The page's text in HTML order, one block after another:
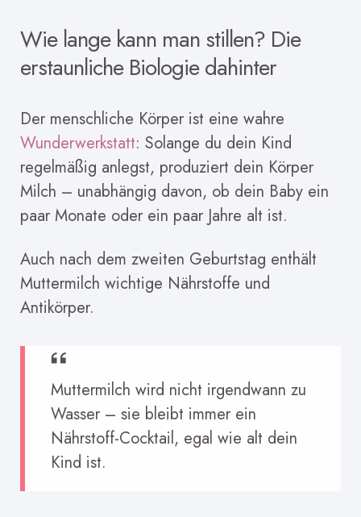
Wie lange kann man stillen? Die
erstaunliche Biologie dahinter
Der menschliche Körper ist eine wahre
Wunderwerkstatt: Solange du dein Kind
regelmäßig anlegst, produziert dein Körper
Milch – unabhängig davon, ob dein Baby ein
paar Monate oder ein paar Jahre alt ist.
Auch nach dem zweiten Geburtstag enthält
Muttermilch wichtige Nährstoffe und
Antikörper.
Muttermilch wird nicht irgendwann zu
Wasser – sie bleibt immer ein
Nährstoff-Cocktail, egal wie alt dein
Kind ist.